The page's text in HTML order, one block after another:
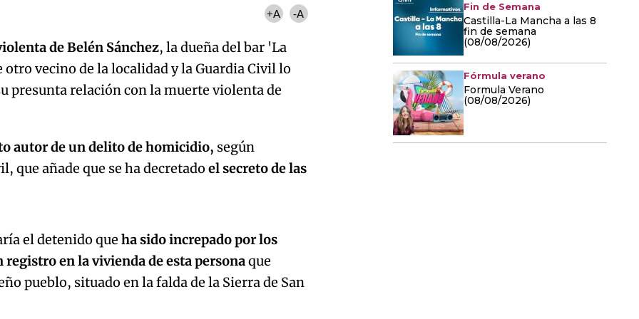
+A -A
de Belén Sánchez, la dueña del bar 'La
vecino de la localidad y la Guardia Civil lo
presunta relación con la muerte violenta de
autor de un delito de homicidio, según
que añade que se ha decretado el secreto de las
Try again
el detenido queha sido increpado por los
registro en la vivienda de esta personaque
pueblo, situado en la falda de la Sierra de San
Fin de Semana
Castilla-La Mancha a las 8
fin de semana
(08/08/2026)
Fórmula verano
Formula Verano
(08/08/2026)